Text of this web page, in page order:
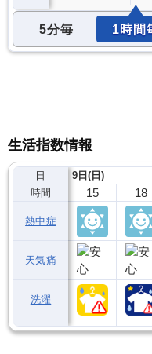
5分毎 1時間
生活指数情報
日
時間
熱中症
天気痛
洗濯
9日(日)
15 18